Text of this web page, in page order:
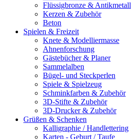
Flüssigbronze & Antikmetall
Kerzen & Zubehör
Beton
Spielen & Freizeit
Knete & Modelliermasse
Ahnenforschung
Gästebücher & Planer
Sammelalben
Bügel- und Steckperlen
Spiele & Spielzeug
Schminkfarben & Zubehör
3D-Stifte & Zubehör
3D-Drucker & Zubehör
Grüßen & Schenken
Kalligraphie / Handlettering
Karten - Geburt / Taufe